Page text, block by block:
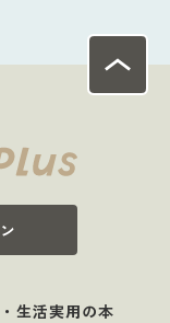
生活実用の本